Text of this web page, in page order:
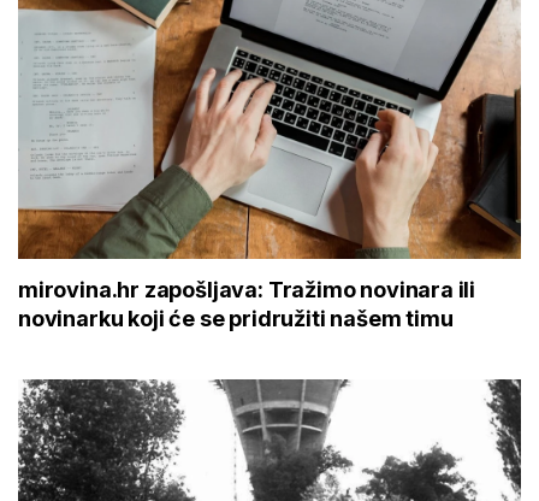
mirovina.hr zapošljava: Tražimo novinara ili
novinarku koji će se pridružiti našem timu